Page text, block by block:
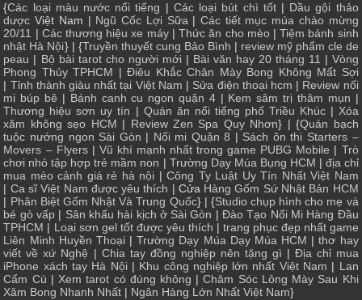
{Các loại màu nước nổi tiếng | Các loại bút chì tốt| Dầu gội thảo
dược Việt Nam | Ngũ Cốc Lợi Sữa| Các tiết mục múa chào mừng
20/11 | Các thương hiệu xe máy|Thức ăn cho mèo|Tiệm bánh sinh
nhật Hà Nội} | {Truyền thuyết cung Bảo Bình | review mỹ phẩm cle de
peau | Bộ bài tarot cho người mới| Bài văn hay 20 tháng 11 | Vòng
Phong Thủy TPHCM |Điêu Khắc Chân Mày Bong Không Mất Sợi
| Tỉnh thành giàu nhất tại Việt Nam | Sửa điện thoại hcm | Review nối
mi búp bê | Bánh canh cu ngon quận 4| Kem sâm trị thâm mụn |
Thương hiệu sơn uy tín | Quán ăn nổi tiếng phố Triều Khúc| Xóa
xăm không sẹo HCM | Review Zen Spa Quy Nhơn} | {Quán bạch
tuộc nướng ngon Sài Gòn | Nối mi Quận 8 | Sách ôn thi Starters –
Movers – Flyers| Vũ khí mạnh nhất trong game PUBG Mobile | Trò
chơi nhỏ tập hợp trẻ mầm non | Trường Dạy Múa Bụng HCM | địa chỉ
mua mèo cảnh giá rẻ hà nội |Công Ty Luật Uy Tín Nhất Việt Nam
| Ca sĩ Việt Nam được yêu thích | Cửa Hàng Gốm Sứ Nhật Bản HCM
| Phân Biệt Gốm Nhật Và Trung Quốc} | {Studio chụp hình cho mẹ và
bé gò vấp | Sân khấu hài kịch ở Sài Gòn |Đào Tạo Nối Mi Hàng Đầu
TPHCM | Loại sơn gel tốt được yêu thích | trang phục đẹp nhất game
Liên Minh Huyền Thoại|Trường Dạy Múa Dạy Múa HCM |thơ hay
viết về xứ Nghệ | Chia tay đồng nghiệp nên tặng gì | Địa chỉ mua
iPhone xách tay Hà Nội| Khu công nghiệp lớn nhất Việt Nam | Lan
Cẩm Cù |Xem tarot có đúng không |Chăm Sóc Lông Mày Sau Khi
Xăm Bong Nhanh Nhất | Ngân Hàng Lớn Nhất Việt Nam}